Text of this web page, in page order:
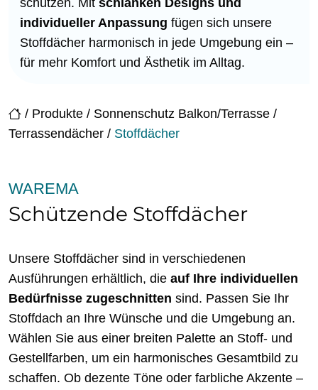
/ Produkte / Sonnenschutz Balkon/Terrasse /
Terrassendächer / Stoffdächer
schützen. Mit schlanken Designs und
individueller Anpassung fügen sich unsere
Stoffdächer harmonisch in jede Umgebung ein –
für mehr Komfort und Ästhetik im Alltag.
WAREMA
Schützende Stoffdächer
Unsere Stoffdächer sind in verschiedenen
Ausführungen erhältlich, die auf Ihre individuellen
Bedürfnisse zugeschnitten sind. Passen Sie Ihr
Stoffdach an Ihre Wünsche und die Umgebung an.
Wählen Sie aus einer breiten Palette an Stoff- und
Gestellfarben, um ein harmonisches Gesamtbild zu
schaffen. Ob dezente Töne oder farbliche Akzente –